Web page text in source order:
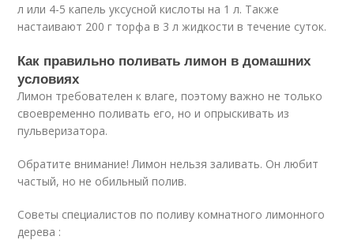
л или 4-5 капель уксусной кислоты на 1 л. Также
настаивают 200 г торфа в 3 л жидкости в течение суток.
Как правильно поливать лимон в домашних
условиях
Лимон требователен к влаге, поэтому важно не только
своевременно поливать его, но и опрыскивать из
пульверизатора.
Обратите внимание! Лимон нельзя заливать. Он любит
частый, но не обильный полив.
Советы специалистов по поливу комнатного лимонного
дерева :